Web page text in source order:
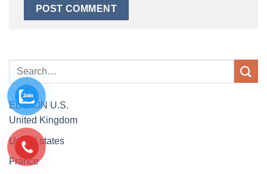
EDITION U.S.
United Kingdom
United states
France